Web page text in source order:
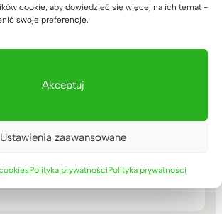
cookie, aby dowiedzieć się więcej na ich temat -
swoje preferencje.
Akceptuj
Ustawienia zaawansowane
Polityka prywatnościPolityka prywatności
5.00
na 5
gabinetu. Future active
5.00
cen:
od